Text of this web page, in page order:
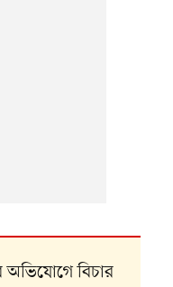
অভিযোগে বিচার